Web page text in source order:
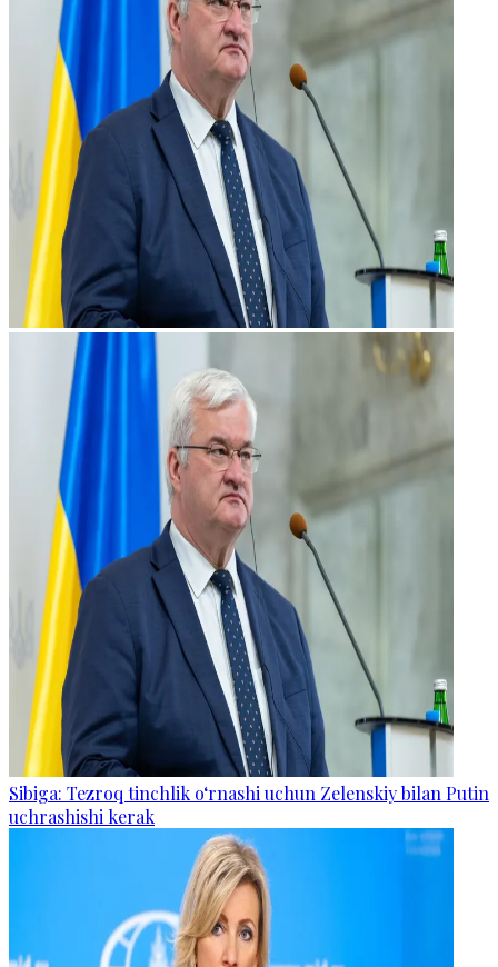
Sibiga: Tezroq tinchlik o‘rnashi uchun Zelenskiy bilan Putin
uchrashishi kerak